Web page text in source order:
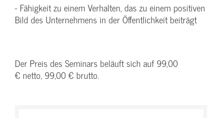
- Fähigkeit zu einem Verhalten, das zu einem positiven
Bild des Unternehmens in der Öffentlichkeit beiträgt
Der Preis des Seminars beläuft sich auf 99,00
€ netto, 99,00 € brutto.